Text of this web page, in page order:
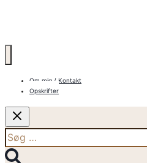
Om mig / Kontakt
Opskrifter
Søg
efter: